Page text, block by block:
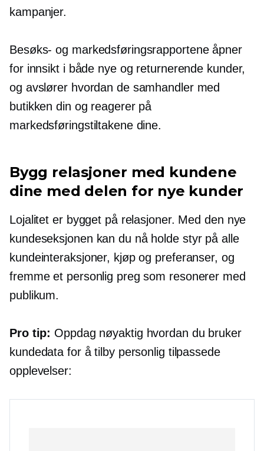
kampanjer.
Besøks- og markedsføringsrapportene åpner
for innsikt i både nye og returnerende kunder,
og avslører hvordan de samhandler med
butikken din og reagerer på
markedsføringstiltakene dine.
Bygg relasjoner med kundene
dine med delen for nye kunder
Lojalitet er bygget på relasjoner. Med den nye
kundeseksjonen kan du nå holde styr på alle
kundeinteraksjoner, kjøp og preferanser, og
fremme et personlig preg som resonerer med
publikum.
Pro tip: Oppdag nøyaktig hvordan du bruker
kundedata for å tilby personlig tilpassede
opplevelser: